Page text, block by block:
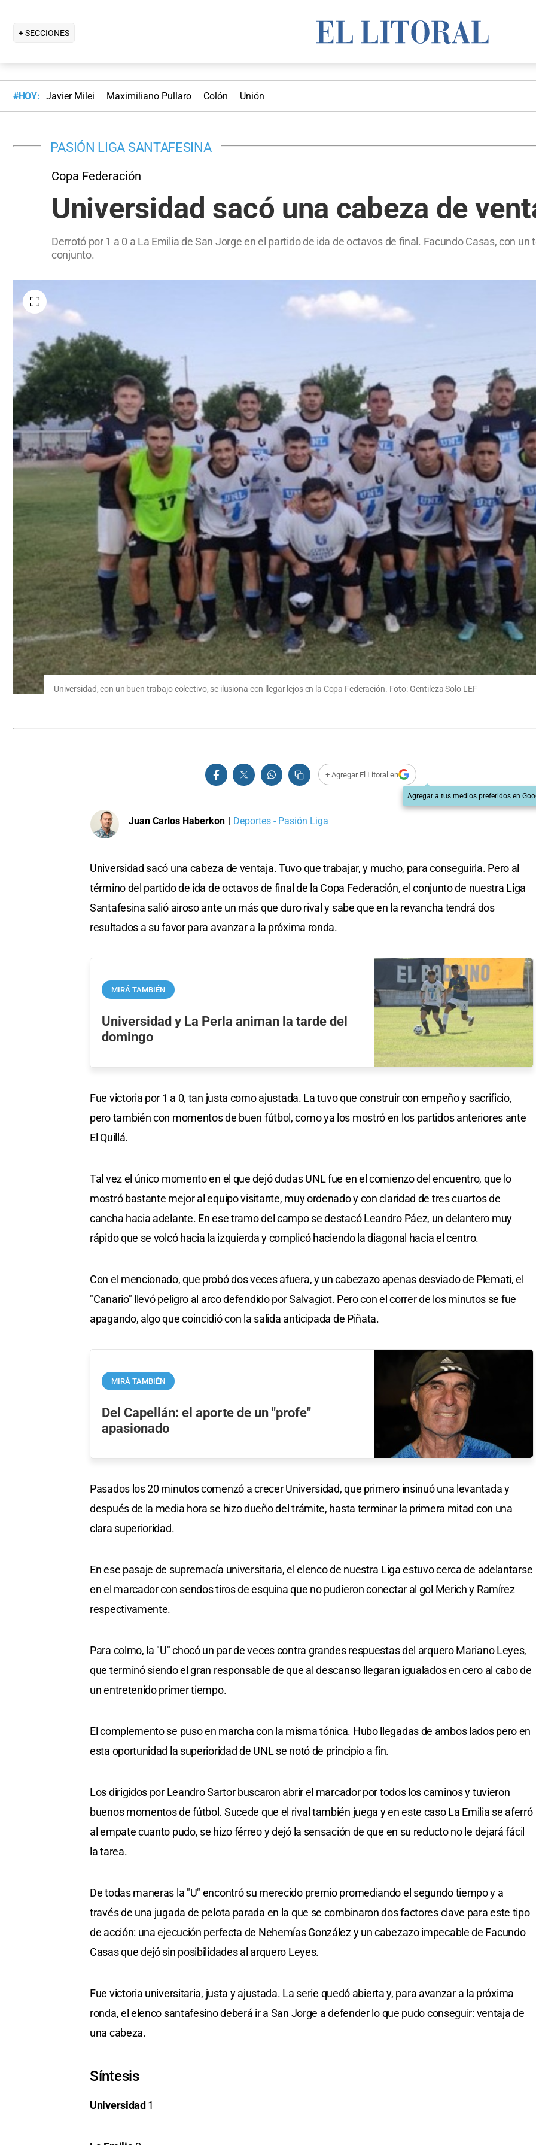
+ SECCIONES
#HOY: Javier Milei Maximiliano Pullaro Colón Unión
PASIÓN LIGA SANTAFESINA
Copa Federación
Universidad sacó una cabeza de
Derrotó por 1 a 0 a La Emilia de San Jorge en el partido de ida de octavos de final. Facundo Casas, con
conjunto.
Universidad, con un buen trabajo colectivo, se ilusiona con llegar lejos en la Copa Federación. Foto: Gentileza Solo LEF
+ Agregar El Litoral en
Agregar a tus medios preferidos en
Juan Carlos Haberkon | Deportes - Pasión Liga
Universidad sacó una cabeza de ventaja. Tuvo que trabajar, y mucho, para conseguirla. Pero al
término del partido de ida de octavos de final de la Copa Federación, el conjunto de nuestra Liga
Santafesina salió airoso ante un más que duro rival y sabe que en la revancha tendrá dos
resultados a su favor para avanzar a la próxima ronda.
MIRÁ TAMBIÉN
Universidad y La Perla animan la tarde del
domingo
Fue victoria por 1 a 0, tan justa como ajustada. La tuvo que construir con empeño y sacrificio,
pero también con momentos de buen fútbol, como ya los mostró en los partidos anteriores ante
El Quillá.
Tal vez el único momento en el que dejó dudas UNL fue en el comienzo del encuentro, que lo
mostró bastante mejor al equipo visitante, muy ordenado y con claridad de tres cuartos de
cancha hacia adelante. En ese tramo del campo se destacó Leandro Páez, un delantero muy
rápido que se volcó hacia la izquierda y complicó haciendo la diagonal hacia el centro.
Con el mencionado, que probó dos veces afuera, y un cabezazo apenas desviado de Plemati, el
"Canario" llevó peligro al arco defendido por Salvagiot. Pero con el correr de los minutos se fue
apagando, algo que coincidió con la salida anticipada de Piñata.
MIRÁ TAMBIÉN
Del Capellán: el aporte de un "profe"
apasionado
Pasados los 20 minutos comenzó a crecer Universidad, que primero insinuó una levantada y
después de la media hora se hizo dueño del trámite, hasta terminar la primera mitad con una
clara superioridad.
En ese pasaje de supremacía universitaria, el elenco de nuestra Liga estuvo cerca de adelantarse
en el marcador con sendos tiros de esquina que no pudieron conectar al gol Merich y Ramírez
respectivamente.
Para colmo, la "U" chocó un par de veces contra grandes respuestas del arquero Mariano Leyes,
que terminó siendo el gran responsable de que al descanso llegaran igualados en cero al cabo de
un entretenido primer tiempo.
El complemento se puso en marcha con la misma tónica. Hubo llegadas de ambos lados pero en
esta oportunidad la superioridad de UNL se notó de principio a fin.
Los dirigidos por Leandro Sartor buscaron abrir el marcador por todos los caminos y tuvieron
buenos momentos de fútbol. Sucede que el rival también juega y en este caso La Emilia se aferró
al empate cuanto pudo, se hizo férreo y dejó la sensación de que en su reducto no le dejará fácil
la tarea.
De todas maneras la "U" encontró su merecido premio promediando el segundo tiempo y a
través de una jugada de pelota parada en la que se combinaron dos factores clave para este tipo
de acción: una ejecución perfecta de Nehemías González y un cabezazo impecable de Facundo
Casas que dejó sin posibilidades al arquero Leyes.
Fue victoria universitaria, justa y ajustada. La serie quedó abierta y, para avanzar a la próxima
ronda, el elenco santafesino deberá ir a San Jorge a defender lo que pudo conseguir: ventaja de
una cabeza.
Síntesis
Universidad 1